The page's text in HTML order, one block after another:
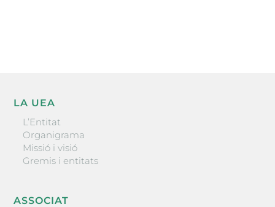
LA UEA
L’Entitat
Organigrama
Missió i visió
Gremis i entitats
ASSOCIAT